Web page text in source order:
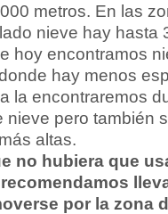
metros. En las
nieve hay hasta
hoy encontramos
hay menos
la encontraremos
nieve pero también
altas.
no hubiera que
por la zona